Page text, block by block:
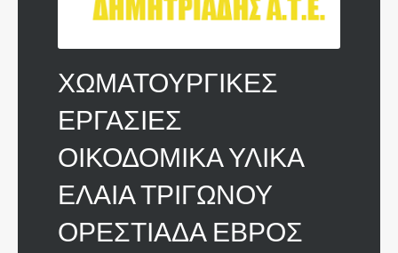
ΧΩΜΑΤΟΥΡΓΙΚΕΣ
ΕΡΓΑΣΙΕΣ
ΟΙΚΟΔΟΜΙΚΑ ΥΛΙΚΑ
ΕΛΑΙΑ ΤΡΙΓΩΝΟΥ
ΟΡΕΣΤΙΑΔΑ ΕΒΡΟΣ